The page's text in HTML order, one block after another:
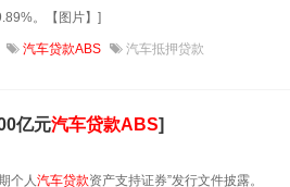
。【图片】]
汽车贷款ABS 汽车抵押贷款
亿元汽车贷款ABS]
个人汽车贷款资产支持证券”发行文件披露。